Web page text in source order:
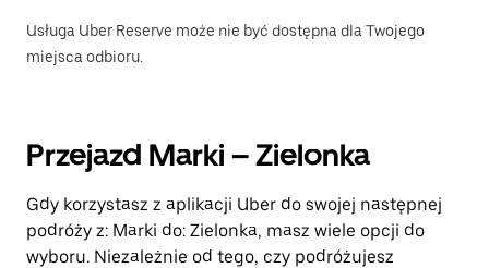
Usługa Uber Reserve może nie być dostępna dla Twojego
miejsca odbioru.
Przejazd Marki – Zielonka
Gdy korzystasz z aplikacji Uber do swojej następnej
podróży z: Marki do: Zielonka, masz wiele opcji do
wyboru. Niezależnie od tego, czy podróżujesz